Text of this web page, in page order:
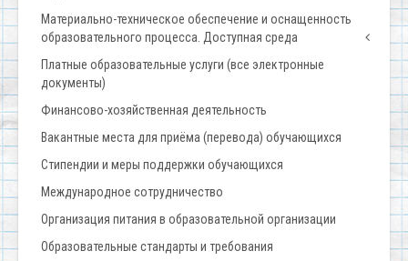
Материально-техническое обеспечение и оснащенность
образовательного процесса. Доступная среда
Платные образовательные услуги (все электронные
документы)
Финансово-хозяйственная деятельность
Вакантные места для приёма (перевода) обучающихся
Стипендии и меры поддержки обучающихся
Международное сотрудничество
Организация питания в образовательной организации
Образовательные стандарты и требования